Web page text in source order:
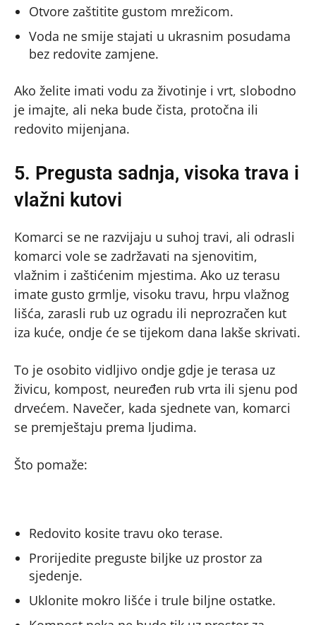
Otvore zaštitite gustom mrežicom.
Voda ne smije stajati u ukrasnim posudama
bez redovite zamjene.
Ako želite imati vodu za životinje i vrt, slobodno
je imajte, ali neka bude čista, protočna ili
redovito mijenjana.
5. Pregusta sadnja, visoka trava i
vlažni kutovi
Komarci se ne razvijaju u suhoj travi, ali odrasli
komarci vole se zadržavati na sjenovitim,
vlažnim i zaštićenim mjestima. Ako uz terasu
imate gusto grmlje, visoku travu, hrpu vlažnog
lišća, zarasli rub uz ogradu ili neprozračen kut
iza kuće, ondje će se tijekom dana lakše skrivati.
To je osobito vidljivo ondje gdje je terasa uz
živicu, kompost, neuređen rub vrta ili sjenu pod
drvećem. Navečer, kada sjednete van, komarci
se premještaju prema ljudima.
Što pomaže:
Redovito kosite travu oko terase.
Prorijedite preguste biljke uz prostor za
sjedenje.
Uklonite mokro lišće i trule biljne ostatke.